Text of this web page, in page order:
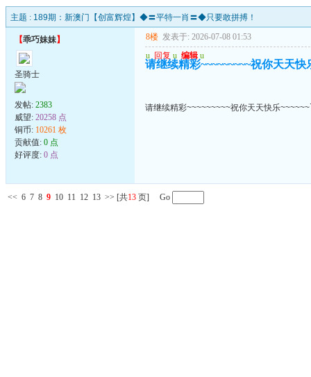
主题 : 189期：新澳门【创富辉煌】◆〓平特一肖〓◆只要敢拼搏！
【乖巧妹妹】
圣骑士
发帖: 2383
威望: 20258 点
铜币: 10261 枚
贡献值: 0 点
好评度: 0 点
8楼 发表于: 2026-07-08 01:53
u 回复 u 编辑 u
请继续精彩~~~~~~~~~祝你天天快
请继续精彩~~~~~~~~~祝你天天快乐
<< 6 7 8 9 10 11 12 13 >> [共13 页] Go